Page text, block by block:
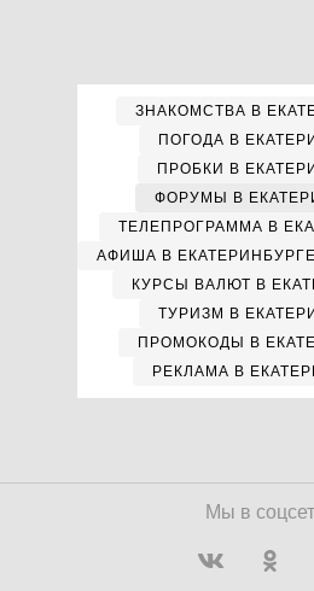
ЗНАКОМСТВА В
ПОГОДА В
ПРОБКИ В
ФОРУМЫ В
ТЕЛЕПРОГРАММА В
АФИША В ЕКАТЕРИНБУРГЕ
КУРСЫ ВАЛЮТ В
ТУРИЗМ В
ПРОМОКОДЫ В
РЕКЛАМА В
Мы в